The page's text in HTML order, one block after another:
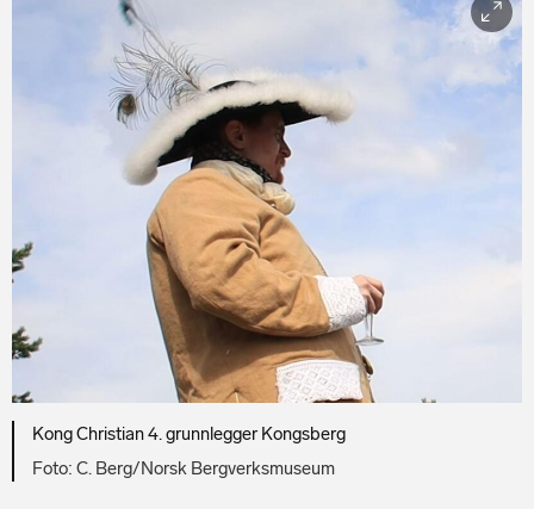
Kong Christian 4. grunnlegger Kongsberg
C. Berg/Norsk Bergverksmuseum